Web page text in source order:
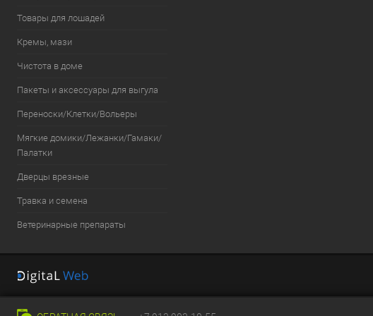
Товары для лошадей
Кремы, мази
Чистота в доме
Пакеты и аксессуары для выгула
Переноски/Клетки/Вольеры
Мягкие домики/Лежанки/Гамаки/
Палатки
Дверцы врезные
Травка и семена
Ветеринарные препараты